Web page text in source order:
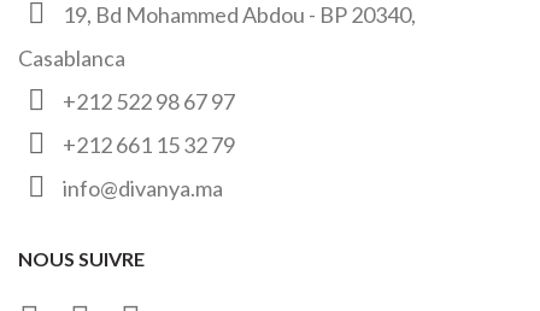
19, Bd Mohammed Abdou - BP 20340,
Casablanca
+212 522 98 67 97
+212 661 15 32 79
info@divanya.ma
NOUS SUIVRE